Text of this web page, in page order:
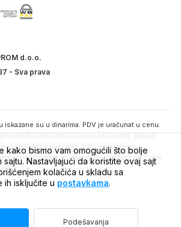
d.o.o.
- Sva prava
su u dinarima. PDV je uračunat u cenu.
bude što precizniji u opisu proizvoda, prikazu
i ceni proizvoda. Ipak, ne možemo
informacije i fotografije artikala na ovom
kako bismo vam omogućili što bolje
sajtu. Nastavljajući da koristite ovaj sajt
kolačića u skladu sa
ih isključite u postavkama.
Podešavanja